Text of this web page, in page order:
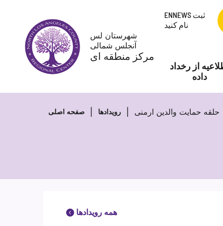
شهرستان لس
آنجلس شمالی
مرکز منطقه ای
ENNEWS ثبت
نام کنید
از رخداد
داده
صفحه اصلی رویدادها حلقه حمایت والدین ارمنی
همه رویدادها